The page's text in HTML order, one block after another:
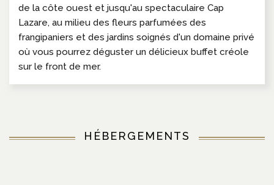
de la côte ouest et jusqu'au spectaculaire Cap
Lazare, au milieu des fleurs parfumées des
frangipaniers et des jardins soignés d'un domaine privé
où vous pourrez déguster un délicieux buffet créole
sur le front de mer.
HÉBERGEMENTS